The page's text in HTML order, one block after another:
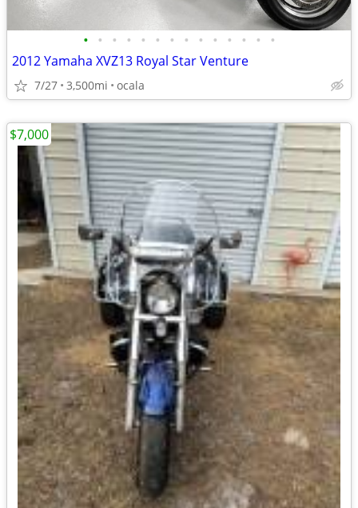
• • • • • • • • • • • • • •
2012 Yamaha XVZ13 Royal Star Venture
7/27 3,500mi ocala
$7,000